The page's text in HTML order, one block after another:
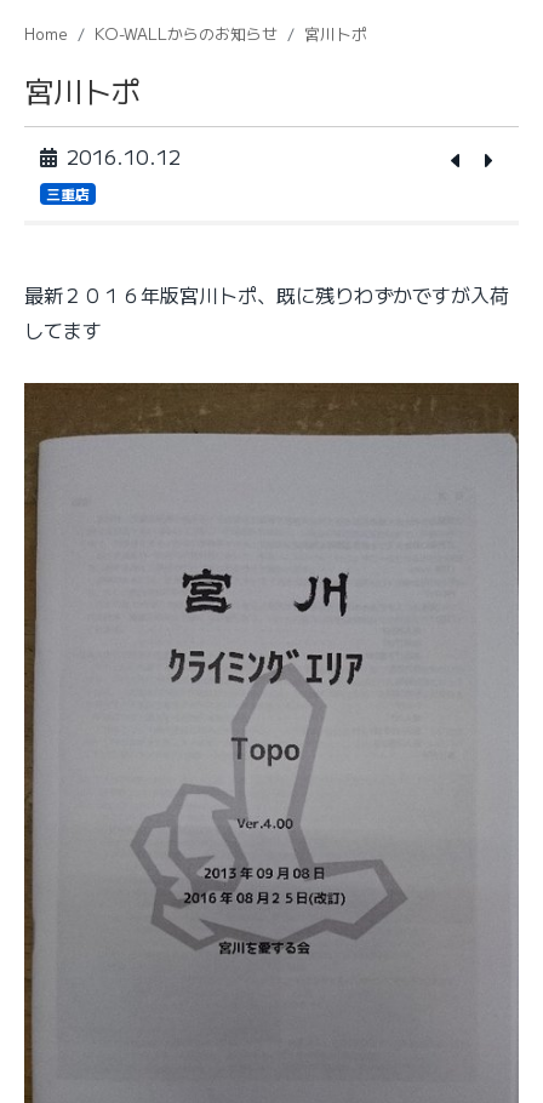
Home KO-WALLからのお知らせ 宮川トポ
宮川トポ
2016.10.12
三重店
最新２０１６年版宮川トポ、既に残りわずかですが入荷
してます